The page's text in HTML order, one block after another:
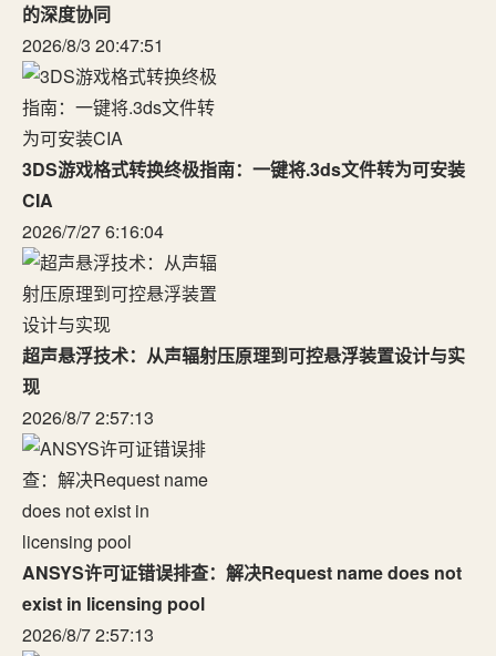
的深度协同
2026/8/3 20:47:51
3DS游戏格式转换终极指南：一键将.3ds文件转为可安装
CIA
2026/7/27 6:16:04
超声悬浮技术：从声辐射压原理到可控悬浮装置设计与实
现
2026/8/7 2:57:13
ANSYS许可证错误排查：解决Request name does not
exist in licensing pool
2026/8/7 2:57:13